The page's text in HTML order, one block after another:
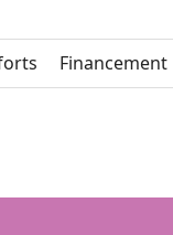
Financement